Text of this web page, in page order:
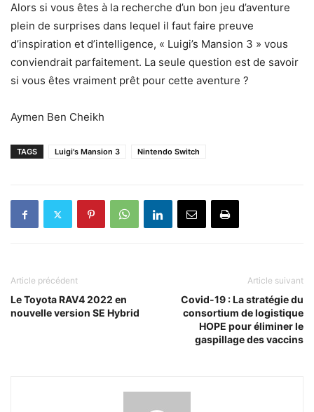
Alors si vous êtes à la recherche d’un bon jeu d’aventure
plein de surprises dans lequel il faut faire preuve
d’inspiration et d’intelligence, « Luigi’s Mansion 3 » vous
conviendrait parfaitement. La seule question est de savoir
si vous êtes vraiment prêt pour cette aventure ?
Aymen Ben Cheikh
TAGS Luigi's Mansion 3 Nintendo Switch
Article précédent
Le Toyota RAV4 2022 en
nouvelle version SE Hybrid
Article suivant
Covid-19 : La stratégie du
consortium de logistique
HOPE pour éliminer le
gaspillage des vaccins